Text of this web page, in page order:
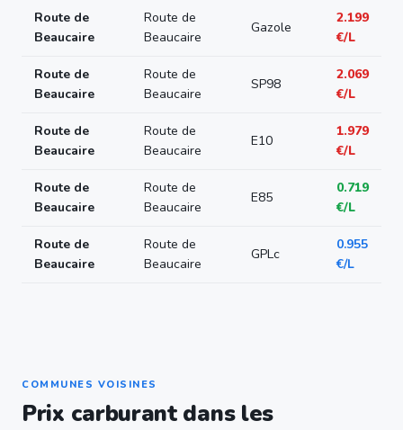
Route de
Beaucaire
Route de
Beaucaire
Gazole
2.199
€/L
Route de
Beaucaire
Route de
Beaucaire
SP98
2.069
€/L
Route de
Beaucaire
Route de
Beaucaire
E10
1.979
€/L
Route de
Beaucaire
Route de
Beaucaire
E85
0.719
€/L
Route de
Beaucaire
Route de
Beaucaire
GPLc
0.955
€/L
COMMUNES VOISINES
Prix carburant dans les